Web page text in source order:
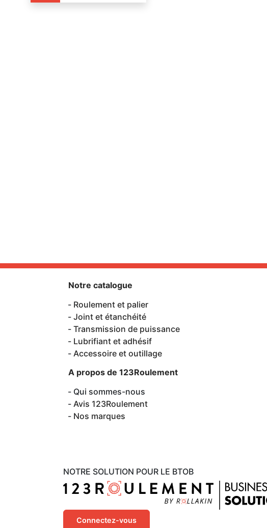
NOTRE SOLUTION POUR LE BTOB
Connectez-vous
Notre catalogue
Roulement et palier
Joint et étanchéité
Transmission de puissance
Lubrifiant et adhésif
Accessoire et outillage
A propos de 123Roulement
Qui sommes-nous
Avis 123Roulement
Nos marques